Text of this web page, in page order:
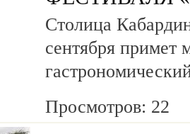
Столица
сентября примет
Просмотров: 22